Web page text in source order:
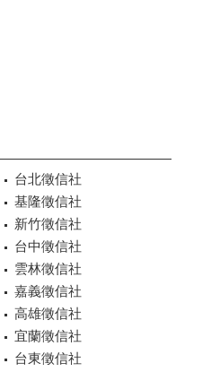
台北徵信社
基隆徵信社
新竹徵信社
台中徵信社
雲林徵信社
嘉義徵信社
高雄徵信社
宜蘭徵信社
台東徵信社